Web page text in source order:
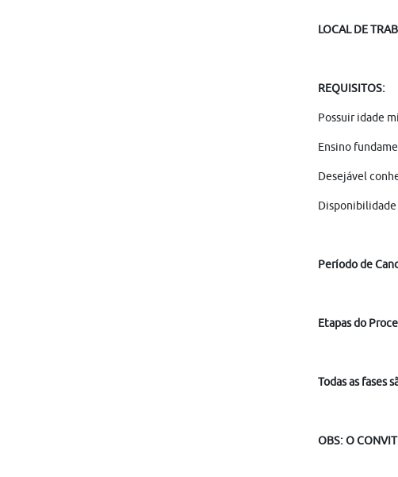
LOCAL DE
REQUISITOS:
Possuir idade
Ensino
Desejável
Disponibilidade
Período de
Etapas do
Todas as fases
OBS: O